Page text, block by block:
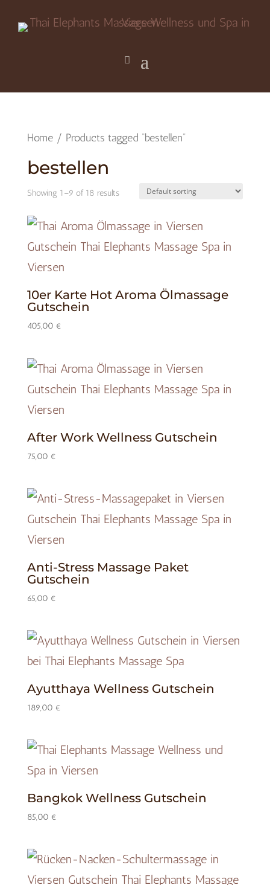
Home/ Products tagged “bestellen”
bestellen
Showing 1–9 of 18 results
10er Karte Hot Aroma Ölmassage
Gutschein
405,00 €
After Work Wellness Gutschein
75,00 €
Anti-Stress Massage Paket
Gutschein
65,00 €
Ayutthaya Wellness Gutschein
189,00 €
Bangkok Wellness Gutschein
85,00 €